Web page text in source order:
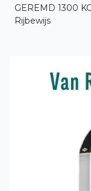
GEREMD 1300
Rijbewijs